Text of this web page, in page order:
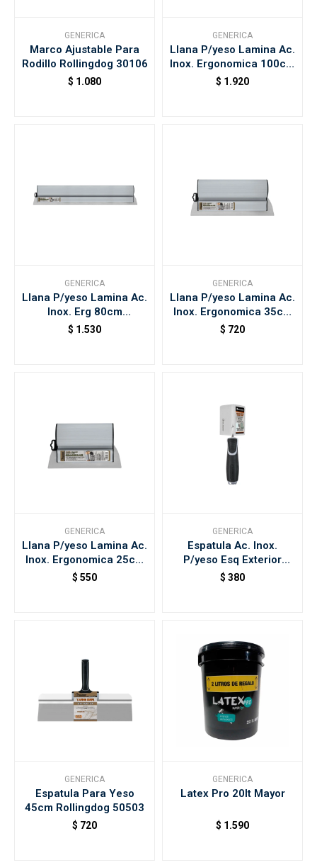
GENERICA
Marco Ajustable Para
Rodillo Rollingdog 30106
$ 1.080
GENERICA
Llana P/yeso Lamina Ac.
Inox. Ergonomica 100cm
Rollingdong 5
$ 1.920
GENERICA
Llana P/yeso Lamina Ac.
Inox. Erg 80cm
Rollingdong 50520-504
$ 1.530
GENERICA
Llana P/yeso Lamina Ac.
Inox. Ergonomica 35cm
Rollingdong 50
$ 720
GENERICA
Llana P/yeso Lamina Ac.
Inox. Ergonomica 25cm
Rollingdong 50
$ 550
GENERICA
Espatula Ac. Inox.
P/yeso Esq Exterior
Rollingdog 50421
$ 380
GENERICA
Espatula Para Yeso
45cm Rollingdog 50503
$ 720
GENERICA
Latex Pro 20lt Mayor
$ 1.590